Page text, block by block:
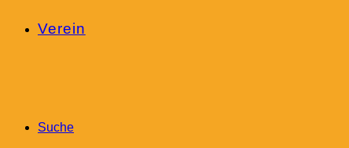
Verein
Suche